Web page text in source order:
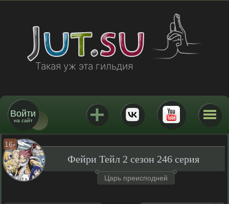
Такая уж эта гильдия
Войти
на сайт
16+
Фейри Тейл 2 сезон 246 серия
Царь преисподней